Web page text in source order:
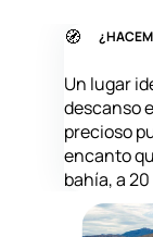
🧭
Un lugar
descanso
precioso
encanto
bahía, a